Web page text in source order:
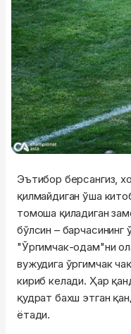
Эътибор берсангиз,
қилмайдиган ўша
томоша қиладиган
бўлсин –
"Ўргимчак-одам"ни
вужудига ўргимчак
кириб келади. Ҳар
қудрат бахш этган
ётади.